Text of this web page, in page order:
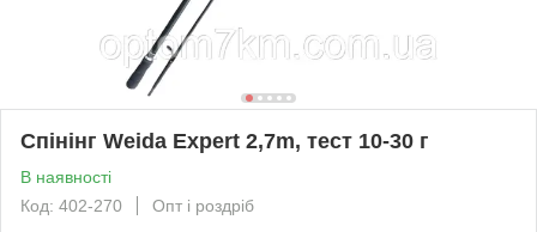
Спінінг Weida Expert 2,7m, тест 10-30 г
В наявності
Код: 402-270
Опт і роздріб